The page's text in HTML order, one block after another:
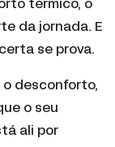
térmico, o
da jornada. E
se prova.
o desconforto,
o seu
ali por